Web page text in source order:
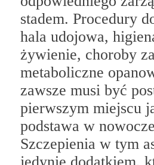
stadem. Procedury
hala udojowa,
żywienie, choroby
metaboliczne
zawsze musi być
pierwszym miejscu
podstawa w
Szczepienia w tym